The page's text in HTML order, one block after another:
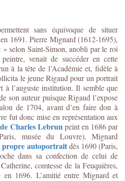
sans équivoque de situer
1691. Pierre Mignard (1612-1695),
selon Saint-Simon, anobli par le roi
venait de succéder en cette
à la tête de l’Académie et, fidèle à
le jeune Rigaud pour un portrait
à l’auguste institution. Il semble que
son auteur puisque Rigaud l’expose
de 1704, avant d’en faire don à
fut donc mise en représentation aux
Charles Lebrun peint en 1686 par
musée du Louvre). Mignard
propre autoportraitdès 1690 (Paris,
dans sa confection de celui de
comtesse de la Feuquières,
en 1696. L’amitié entre Mignard et